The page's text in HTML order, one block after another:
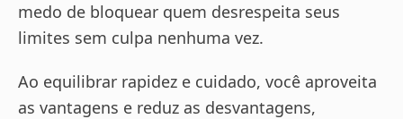
medo de bloquear quem desrespeita seus
limites sem culpa nenhuma vez.
Ao equilibrar rapidez e cuidado, você aproveita
as vantagens e reduz as desvantagens,